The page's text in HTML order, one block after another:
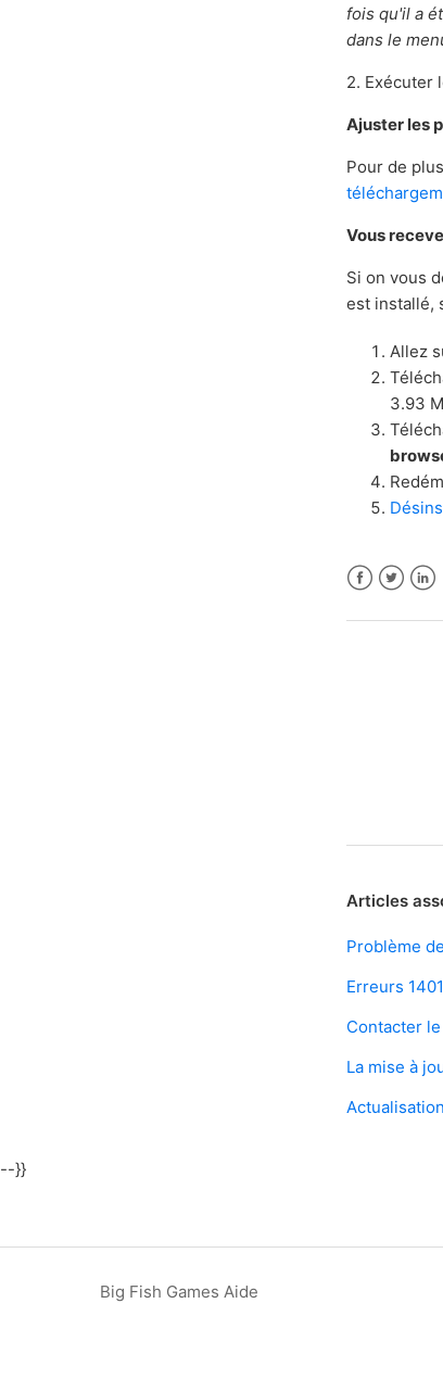
fois qu'il a
dans le
2. Exécuter
Ajuster les
Pour de
Vous
Si on vous
est installé,
Allez
3.93
Articles
Problème
Erreurs
Contacter
La mise à
--}}
Big Fish Games Aide